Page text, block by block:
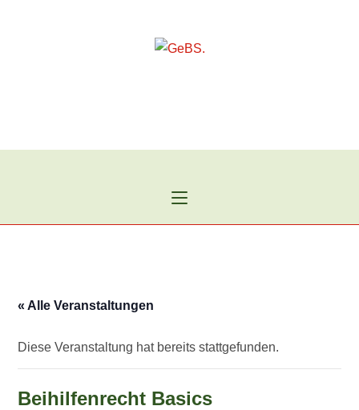
« Alle Veranstaltungen
Diese Veranstaltung hat bereits stattgefunden.
Beihilfenrecht Basics